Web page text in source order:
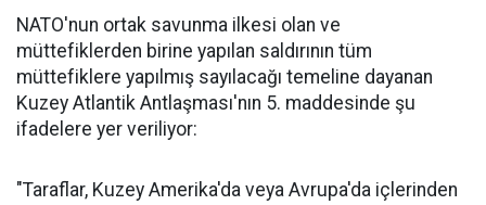
NATO'nun ortak savunma ilkesi olan ve
müttefiklerden birine yapılan saldırının tüm
müttefiklere yapılmış sayılacağı temeline dayanan
Kuzey Atlantik Antlaşması'nın 5. maddesinde şu
ifadelere yer veriliyor:
"Taraflar, Kuzey Amerika'da veya Avrupa'da içlerinden